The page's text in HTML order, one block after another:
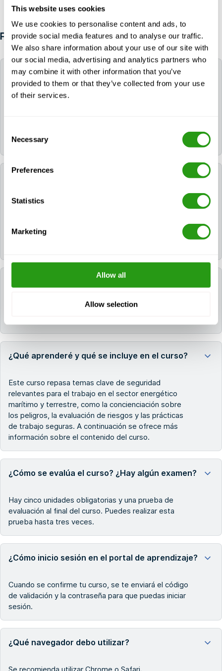
This website uses cookies
We use cookies to personalise content and ads, to
provide social media features and to analyse our traffic.
We also share information about your use of our site with
our social media, advertising and analytics partners who
may combine it with other information that you’ve
provided to them or that they’ve collected from your use
of their services.
Selection
Necessary
Preferences
Statistics
Marketing
Allow all
Allow selection
PREGUNTAS FRECUENTES
¿Qué es exactamente el curso online MIST
Further?
certificación de seguridad OPITO MIST.
número Vantage válido, además de experiencia
Normalmente, entre 3 y 4 horas de contenido de
¿Qué aprenderé y qué se incluye en el curso?
Este curso repasa temas clave de seguridad
relevantes para el trabajo en el sector energético
marítimo y terrestre, como la concienciación sobre
los peligros, la evaluación de riesgos y las prácticas
de trabajo seguras. A continuación se ofrece más
información sobre el contenido del curso.
¿Cómo se evalúa el curso? ¿Hay algún examen?
Hay cinco unidades obligatorias y una prueba de
evaluación al final del curso. Puedes realizar esta
prueba hasta tres veces.
¿Cómo inicio sesión en el portal de aprendizaje?
Cuando se confirme tu curso, se te enviará el código
de validación y la contraseña para que puedas iniciar
sesión.
¿Qué navegador debo utilizar?